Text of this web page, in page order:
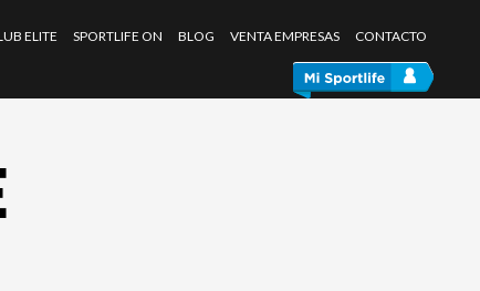
ELITE SPORTLIFE ON BLOG VENTA EMPRESAS CONTACTO